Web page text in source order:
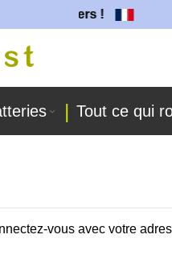
nos ateliers !
Tout ce qui
vous avec votre